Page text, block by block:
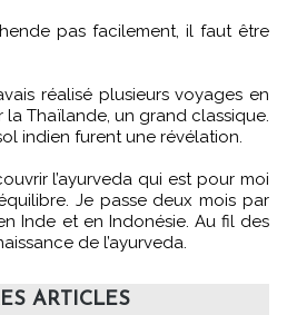
pas facilement, il faut être
réalisé plusieurs voyages en
Thaïlande, un grand classique.
indien furent une révélation.
l’ayurveda qui est pour moi
Je passe deux mois par
Inde et en Indonésie. Au fil des
de l’ayurveda.
ARTICLES